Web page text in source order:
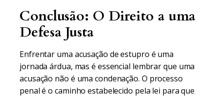
Conclusão: O Direito a uma
Defesa Justa
Enfrentar uma acusação de estupro é uma
jornada árdua, mas é essencial lembrar que uma
acusação não é uma condenação. O processo
penal é o caminho estabelecido pela lei para que